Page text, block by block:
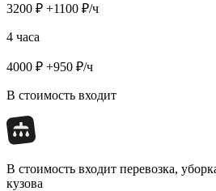
3200 ₽ +1100 ₽/ч
4 часа
4000 ₽ +950 ₽/ч
В стоимость входит
В стоимость входит перевозка,
кузова